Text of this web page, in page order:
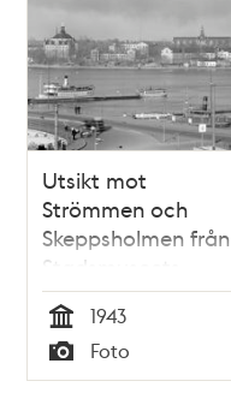
Utsikt mot
Strömmen och
Skeppsholmen från
Stadsmuseets
fotoateljéfönster
Tid
1943
Typ
Foto